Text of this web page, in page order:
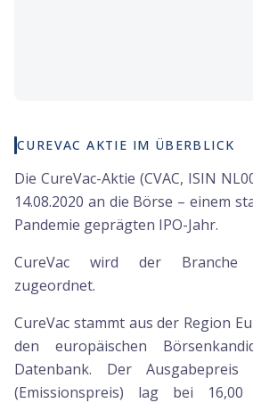
CUREVAC AKTIE IM ÜBERBLICK
Die CureVac-Aktie (CVAC, ISIN
14.08.2020 an die Börse – einem
Pandemie geprägten IPO-Jahr.
CureVac wird der Branche
zugeordnet.
CureVac stammt aus der Region
den europäischen
Datenbank. Der Ausgabepreis
(Emissionspreis) lag bei